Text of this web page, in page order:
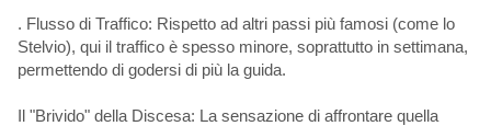
. Flusso di Traffico: Rispetto ad altri passi più famosi (come lo
Stelvio), qui il traffico è spesso minore, soprattutto in settimana,
permettendo di godersi di più la guida.
Il "Brivido" della Discesa: La sensazione di affrontare quella